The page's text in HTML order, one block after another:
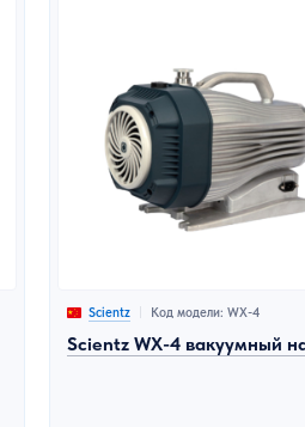
Scientz Код модели: WX-4
Scientz WX-4 вакуумный